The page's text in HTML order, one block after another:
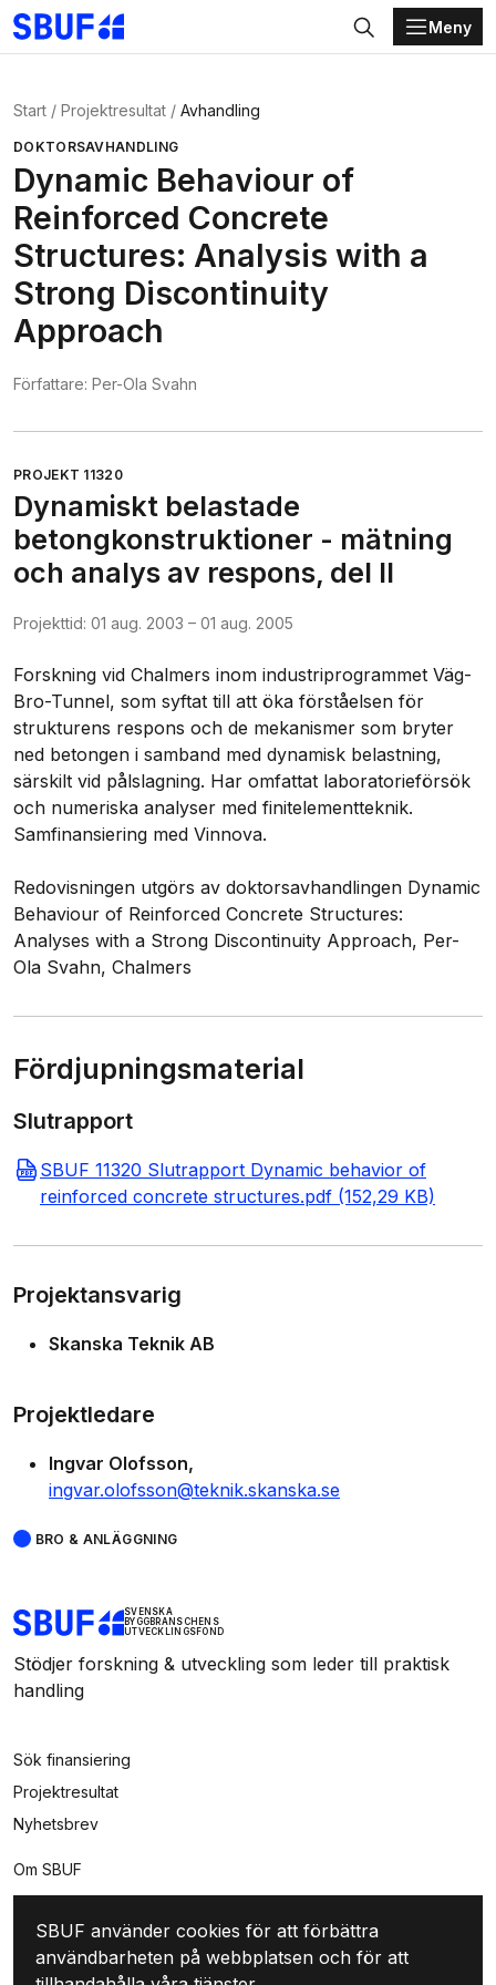
Gå direkt till huvudinnehållet
Sök
Meny
Start Projektresultat Avhandling
DOKTORSAVHANDLING
Dynamic Behaviour of
Reinforced Concrete
Structures: Analysis with a
Strong Discontinuity
Approach
Författare: Per-Ola Svahn
PROJEKT 11320
Dynamiskt belastade
betongkonstruktioner - mätning
och analys av respons, del II
Projekttid: 01 aug. 2003 – 01 aug. 2005
Forskning vid Chalmers inom industriprogrammet Väg-
Bro-Tunnel, som syftat till att öka förståelsen för
strukturens respons och de mekanismer som bryter
ned betongen i samband med dynamisk belastning,
särskilt vid pålslagning. Har omfattat laboratorieförsök
och numeriska analyser med finitelementteknik.
Samfinansiering med Vinnova.
Redovisningen utgörs av doktorsavhandlingen Dynamic
Behaviour of Reinforced Concrete Structures:
Analyses with a Strong Discontinuity Approach, Per-
Ola Svahn, Chalmers
Fördjupningsmaterial
Slutrapport
SBUF 11320 Slutrapport Dynamic behavior of
reinforced concrete structures.pdf (152,29 KB)
Projektansvarig
Skanska Teknik AB
Projektledare
Ingvar Olofsson
ingvar.olofsson@teknik.skanska.se
BRO & ANLÄGGNING
SVENSKA
BYGGBRANSCHENS
UTVECKLINGSFOND
Stödjer forskning & utveckling som leder till praktisk
handling
Sök finansiering
Projektresultat
Nyhetsbrev
Om SBUF
Kontakt
Integritet
Mina sidor
SBUF använder cookies för att förbättra
användbarheten på webbplatsen och för att